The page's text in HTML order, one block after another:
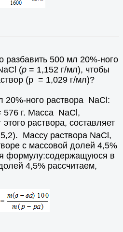
разбавить 500 мл 20%-ного
(p = 1,152 г/мл), чтобы
(p = 1,029 г/мл)?
20%-ного раствора NaCl:
576 г. Масса NaCl,
раствора, составляет
Массу раствора NaCl,
с массовой долей 4,5%
формулу:содержащуюся в
4,5% рассчитаем,